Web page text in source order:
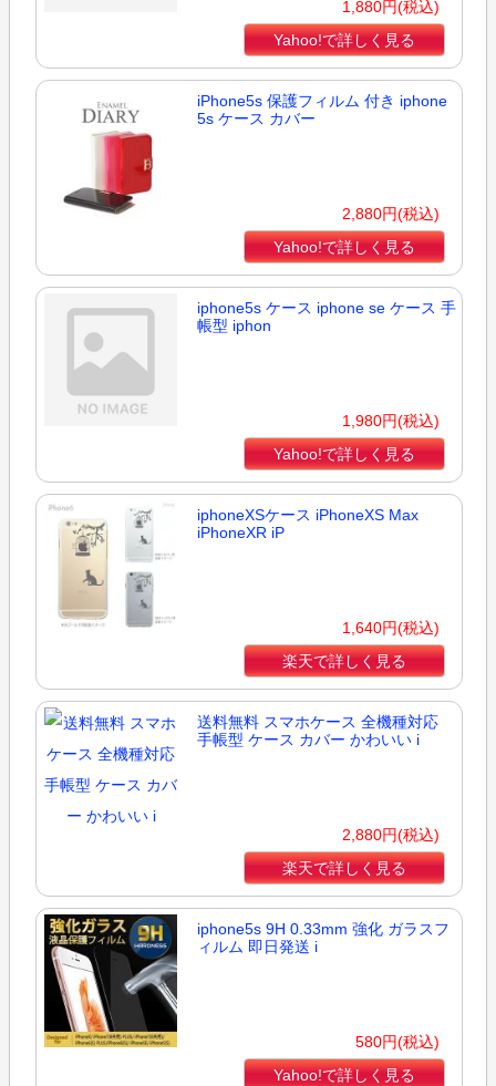
1,880円(税込)
Yahoo!で詳しく見る
iPhone5s 保護フィルム 付き iphone
5s ケース カバー
2,880円(税込)
Yahoo!で詳しく見る
iphone5s ケース iphone se ケース 手
帳型 iphon
1,980円(税込)
Yahoo!で詳しく見る
iphoneXSケース iPhoneXS Max
iPhoneXR iP
1,640円(税込)
楽天で詳しく見る
送料無料 スマホケース 全機種対応
手帳型 ケース カバー かわいい i
2,880円(税込)
楽天で詳しく見る
iphone5s 9H 0.33mm 強化 ガラスフ
ィルム 即日発送 i
580円(税込)
Yahoo!で詳しく見る